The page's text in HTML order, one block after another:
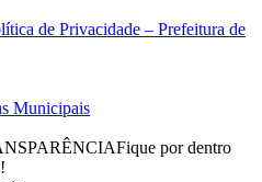
de Privacidade – Prefeitura de
Municipais
Fique por dentro